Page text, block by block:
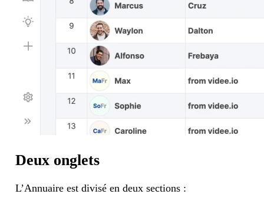
Deux onglets
L’Annuaire est divisé en deux sections :